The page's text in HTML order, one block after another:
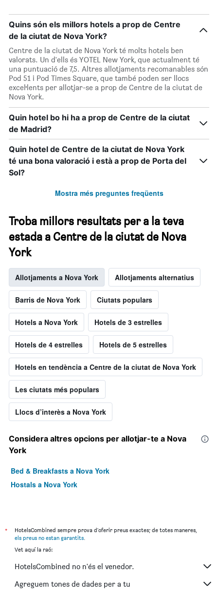
Quins són els millors hotels a prop de Centre
de la ciutat de Nova York?
Centre de la ciutat de Nova York té molts hotels ben
valorats. Un d'ells és YOTEL New York, que actualment té
una puntuació de 7,5. Altres allotjaments recomanables són
Pod 51 i Pod Times Square, que també poden ser llocs
excel·lents per allotjar-se a prop de Centre de la ciutat de
Nova York.
Quin hotel bo hi ha a prop de Centre de la ciutat
de Madrid?
Quin hotel de Centre de la ciutat de Nova York
té una bona valoració i està a prop de Porta del
Sol?
Mostra més preguntes freqüents
Troba millors resultats per a la teva
estada a Centre de la ciutat de Nova
York
Allotjaments a Nova York Allotjaments alternatius
Barris de Nova York Ciutats populars
Hotels a Nova York Hotels de 3 estrelles
Hotels de 4 estrelles Hotels de 5 estrelles
Hotels en tendència a Centre de la ciutat de Nova York
Les ciutats més populars
Llocs d’interès a Nova York
Considera altres opcions per allotjar-te a Nova
York
Bed & Breakfasts a Nova York
Hostals a Nova York
*
HotelsCombined sempre prova d'oferir preus exactes; de totes maneres,
els preus no estan garantits.
Vet aquí la raó:
HotelsCombined no n'és el venedor.
Agreguem tones de dades per a tu